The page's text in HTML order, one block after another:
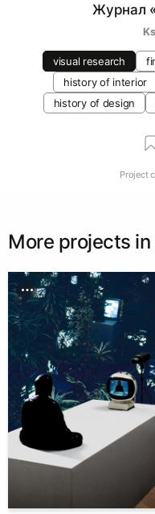
Журнал
visual research
history of interior
history of design
Project
More projects in